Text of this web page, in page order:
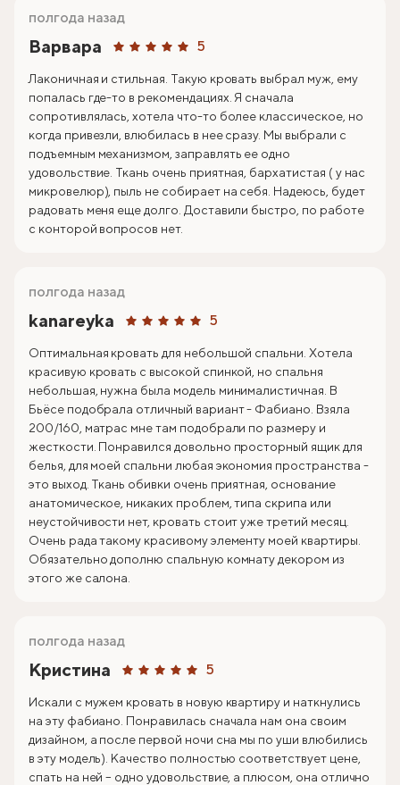
Варвара 5
полгода назад
Лаконичная и стильная. Такую кровать выбрал муж, ему
попалась где-то в рекомендациях. Я сначала
сопротивлялась, хотела что-то более классическое, но
когда привезли, влюбилась в нее сразу. Мы выбрали с
подъемным механизмом, заправлять ее одно
удовольствие. Ткань очень приятная, бархатистая ( у нас
микровелюр), пыль не собирает на себя. Надеюсь, будет
радовать меня еще долго. Доставили быстро, по работе
с конторой вопросов нет.
kanareyka 5
полгода назад
Оптимальная кровать для небольшой спальни. Хотела
красивую кровать с высокой спинкой, но спальня
небольшая, нужна была модель минималистичная. В
Бьёсе подобрала отличный вариант - Фабиано. Взяла
200/160, матрас мне там подобрали по размеру и
жесткости. Понравился довольно просторный ящик для
белья, для моей спальни любая экономия пространства -
это выход. Ткань обивки очень приятная, основание
анатомическое, никаких проблем, типа скрипа или
неустойчивости нет, кровать стоит уже третий месяц.
Очень рада такому красивому элементу моей квартиры.
Обязательно дополню спальную комнату декором из
этого же салона.
Кристина 5
полгода назад
Искали с мужем кровать в новую квартиру и наткнулись
на эту фабиано. Понравилась сначала нам она своим
дизайном, а после первой ночи сна мы по уши влюбились
в эту модель). Качество полностью соответствует цене,
спать на ней – одно удовольствие, а плюсом, она отлично